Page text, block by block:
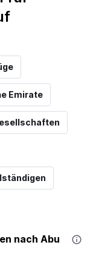
Emirate
nach Abu